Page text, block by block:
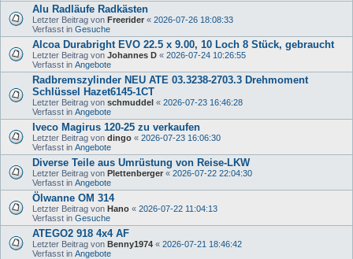
Alu Radläufe Radkästen
Letzter Beitrag von Freerider « 2026-07-26 18:08:33
Verfasst in Gesuche
Alcoa Durabright EVO 22.5 x 9.00, 10 Loch 8 Stück, gebraucht
Letzter Beitrag von Johannes D « 2026-07-24 10:26:55
Verfasst in Angebote
Radbremszylinder NEU ATE 03.3238-2703.3 Drehmoment
Schlüssel Hazet6145-1CT
Letzter Beitrag von schmuddel « 2026-07-23 16:46:28
Verfasst in Angebote
Iveco Magirus 120-25 zu verkaufen
Letzter Beitrag von dingo « 2026-07-23 16:06:30
Verfasst in Angebote
Diverse Teile aus Umrüstung von Reise-LKW
Letzter Beitrag von Plettenberger « 2026-07-22 22:04:30
Verfasst in Angebote
Ölwanne OM 314
Letzter Beitrag von Hano « 2026-07-22 11:04:13
Verfasst in Gesuche
ATEGO2 918 4x4 AF
Letzter Beitrag von Benny1974 « 2026-07-21 18:46:42
Verfasst in Angebote